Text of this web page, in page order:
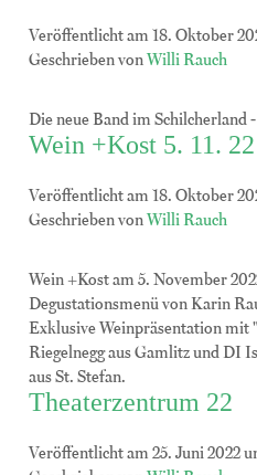
Veröffentlicht am 18. Oktober
Geschrieben vonWilli Rauch
Die neue Band im Schilcherland
Wein +Kost 5. 11. 22
Veröffentlicht am 18. Oktober
Geschrieben vonWilli Rauch
Wein +Kost am 5. November
Degustationsmenü von Karin
Exklusive Weinpräsentation
Riegelnegg aus Gamlitz und DI
aus St. Stefan.
Theaterzentrum 22
Veröffentlicht am 25. Juni 2022